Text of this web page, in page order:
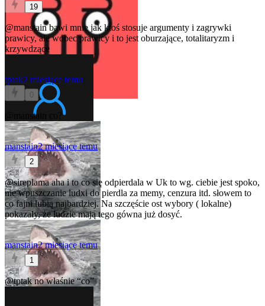
19
@manstainbawi mnie jak ktoś stosuje argumenty i zagrywki
prawicy, ale wobec prawicy i to jest oburzające, totalitaryzm i
krzywdzące
tptak2 miesiące temu
0
@manstain
manstain2 miesiące temu
2
@sireplamaaha i to co się odpierdala w Uk to wg. ciebie jest spoko,
nie wpuszczanie ludxi do pierdla za memy, cenzura itd. słowem to
co fajni lubią najbardziej. Na szczęście ost wybory ( lokalne)
pokazały, że ludzie mają tego gówna już dosyć.
manstain2 miesiące temu
1
@tptakno właśnie “co”